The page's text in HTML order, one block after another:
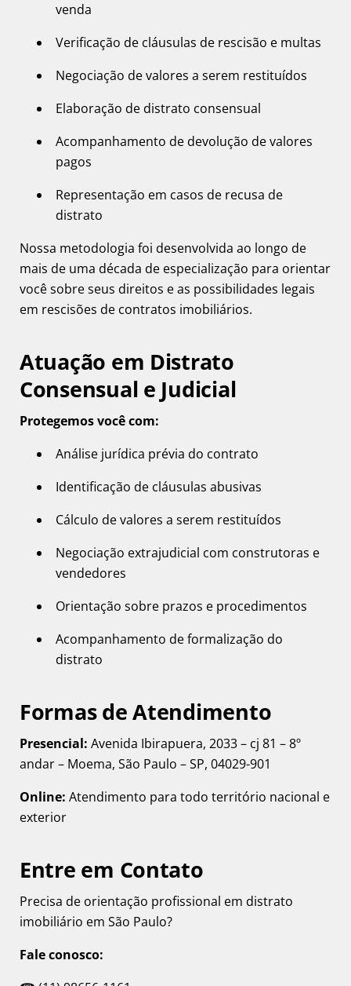
venda
Verificação de cláusulas de rescisão e multas
Negociação de valores a serem restituídos
Elaboração de distrato consensual
Acompanhamento de devolução de valores
pagos
Representação em casos de recusa de
distrato
Nossa metodologia foi desenvolvida ao longo de
mais de uma década de especialização para orientar
você sobre seus direitos e as possibilidades legais
em rescisões de contratos imobiliários.
Atuação em Distrato
Consensual e Judicial
Protegemos você com:
Análise jurídica prévia do contrato
Identificação de cláusulas abusivas
Cálculo de valores a serem restituídos
Negociação extrajudicial com construtoras e
vendedores
Orientação sobre prazos e procedimentos
Acompanhamento de formalização do
distrato
Formas de Atendimento
Presencial: Avenida Ibirapuera, 2033 – cj 81 – 8º
andar – Moema, São Paulo – SP, 04029-901
Online: Atendimento para todo território nacional e
exterior
Entre em Contato
Precisa de orientação profissional em distrato
imobiliário em São Paulo?
Fale conosco: